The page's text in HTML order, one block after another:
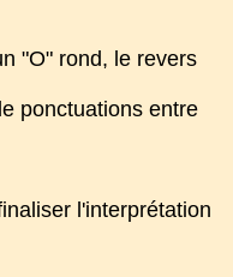
"O" rond, le revers
ponctuations entre
l'interprétation